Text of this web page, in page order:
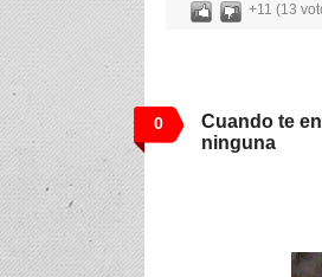
+11 (13
0
Cuando te
ninguna